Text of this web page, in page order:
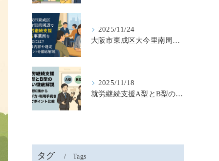
2025/11/24
大阪市東成区大今里南周辺で就労継続支援b型事業所を選ぶには？支援内容や選定ポイントを徹底解説
2025/11/18
就労継続支援A型とB型の違いを徹底解説｜基礎知識から選び・利用手続きまでポイント比較
タグ Tags